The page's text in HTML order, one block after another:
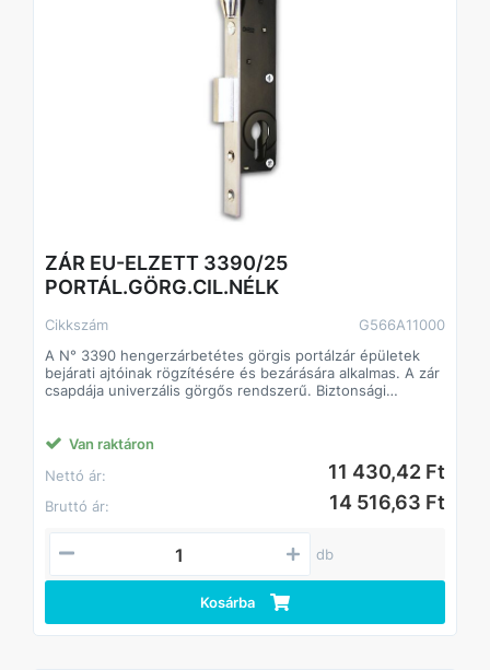
ZÁR EU-ELZETT 3390/25
PORTÁL.GÖRG.CIL.NÉLK
Cikkszám
G566A11000
A N° 3390 hengerzárbetétes görgis portálzár épületek
bejárati ajtóinak rögzítésére és bezárására alkalmas. A zár
csapdája univerzális görgős rendszerű. Biztonsági
Van raktáron
Nettó ár:
11 430,42 Ft
Bruttó ár: 14 516,63 Ft
db
Kosárba